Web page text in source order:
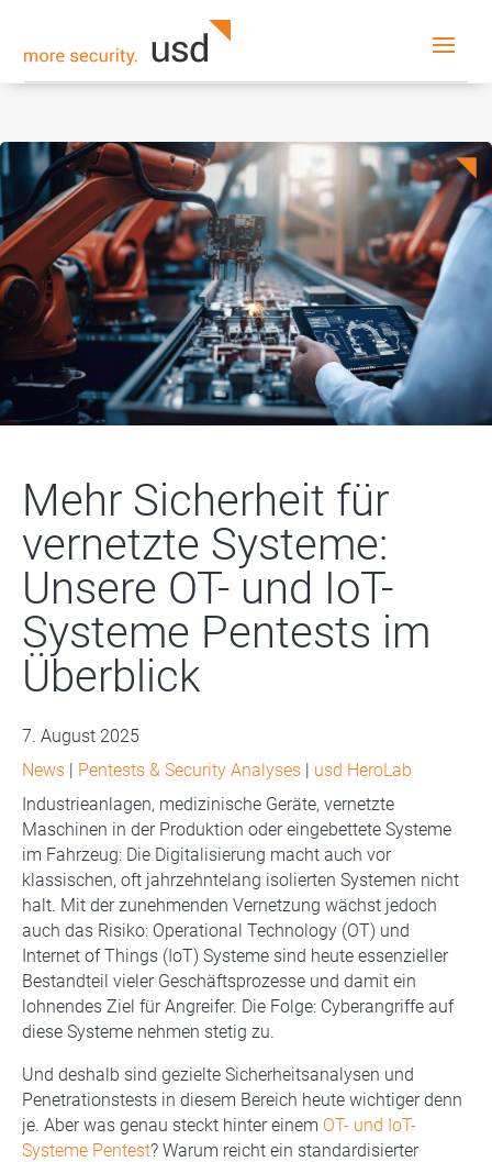
Mehr Sicherheit für
vernetzte Systeme:
Unsere OT- und IoT-
Systeme Pentests im
Überblick
7. August 2025
News | Pentests & Security Analyses | usd HeroLab
Industrieanlagen, medizinische Geräte, vernetzte
Maschinen in der Produktion oder eingebettete Systeme
im Fahrzeug: Die Digitalisierung macht auch vor
klassischen, oft jahrzehntelang isolierten Systemen nicht
halt. Mit der zunehmenden Vernetzung wächst jedoch
auch das Risiko: Operational Technology (OT) und
Internet of Things (IoT) Systeme sind heute essenzieller
Bestandteil vieler Geschäftsprozesse und damit ein
lohnendes Ziel für Angreifer. Die Folge: Cyberangriffe auf
diese Systeme nehmen stetig zu.
Und deshalb sind gezielte Sicherheitsanalysen und
Penetrationstests in diesem Bereich heute wichtiger denn
je. Aber was genau steckt hinter einem OT- und IoT-
Systeme Pentest? Warum reicht ein standardisierter